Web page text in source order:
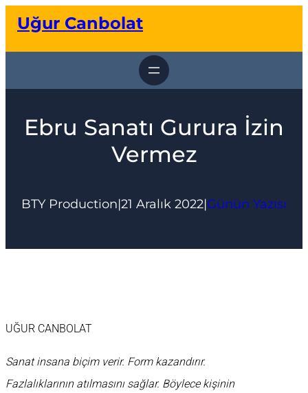
geçUğur Canbolat
Ebru Sanatı Gurura İzin
Vermez
BTY Production|21 Aralık 2022|Günün Yazısı
UĞUR CANBOLAT
Sanat insana biçim verir. Form kazandırır.
Fazlalıklarının atılmasını sağlar. Böylece kişinin